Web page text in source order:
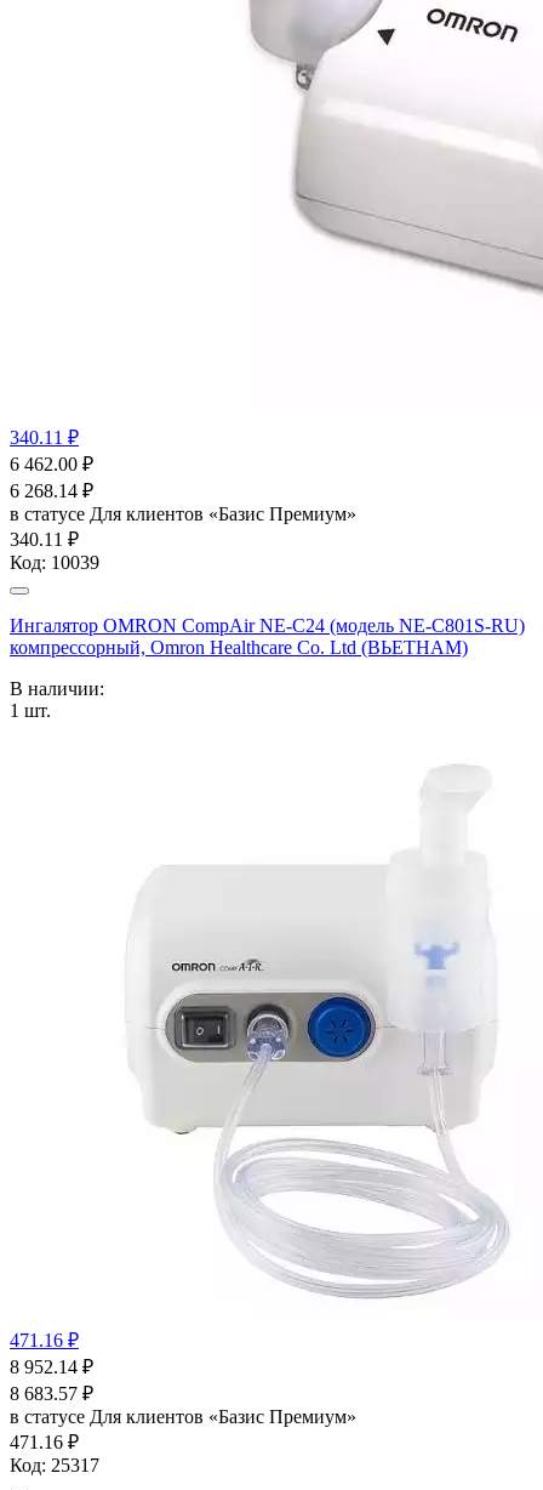
340.11 ₽
6 462.00 ₽
6 268.14 ₽
в статусе Для клиентов «Базис Премиум»
340.11 ₽
Код: 10039
Ингалятор OMRON CompAir NE-C24 (модель NE-C801S-RU)
компрессорный, Omron Healthcare Co. Ltd (ВЬЕТНАМ)
В наличии:
1 шт.
471.16 ₽
8 952.14 ₽
8 683.57 ₽
в статусе Для клиентов «Базис Премиум»
471.16 ₽
Код: 25317